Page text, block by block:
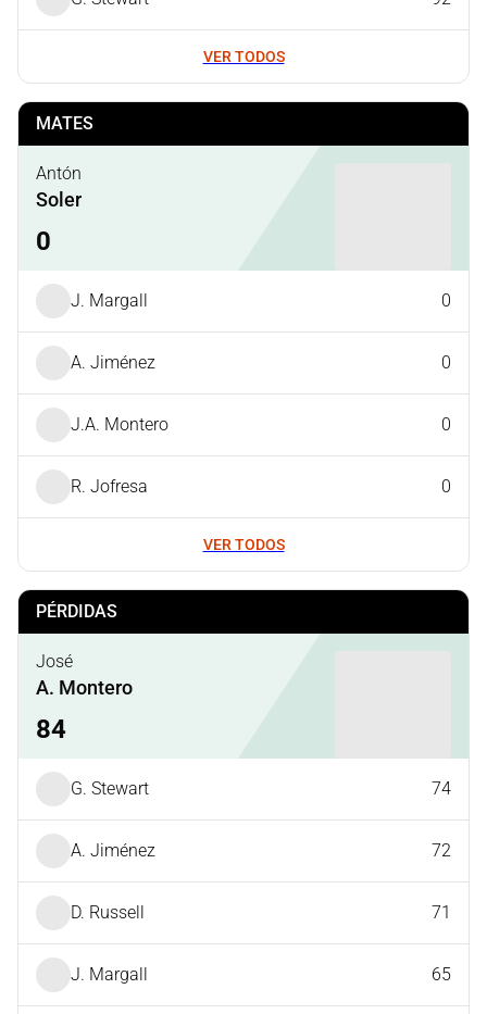
VER TODOS
MATES
Antón
Soler
0
J. Margall 0
A. Jiménez 0
J.A. Montero 0
R. Jofresa 0
VER TODOS
PÉRDIDAS
José
A. Montero
84
G. Stewart 74
A. Jiménez 72
D. Russell 71
J. Margall 65